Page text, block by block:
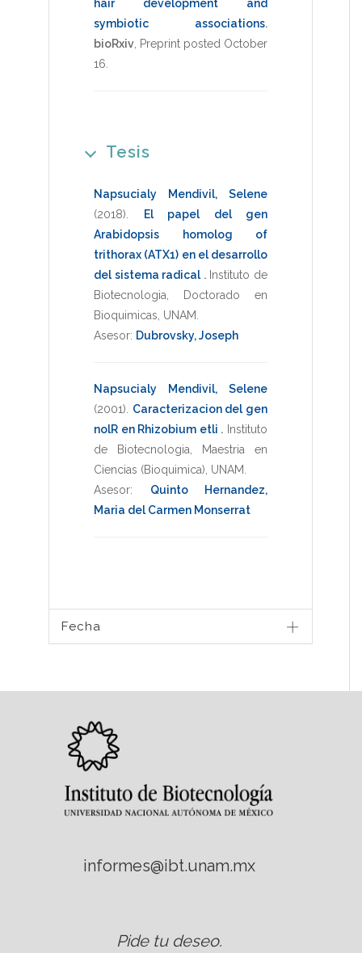
hair development and
symbiotic associations.
bioRxiv Preprint posted October
16
Tesis
Napsucialy Mendivil, Selene
(2018)
El papel del gen
Arabidopsis homolog of
trithorax (ATX1) en el desarrollo
del sistema radical . Instituto de
Biotecnologia
Doctorado en
Bioquimicas UNAM
Asesor: Dubrovsky, Joseph
Napsucialy Mendivil, Selene
(2001)
Caracterizacion del gen
nolR en Rhizobium etli . Instituto
de Biotecnologia
Maestria en
Ciencias (Bioquimica) UNAM
Asesor: Quinto Hernandez,
Maria del Carmen Monserrat
Fecha
informes@ibt.unam.mx
Pide tu deseo.